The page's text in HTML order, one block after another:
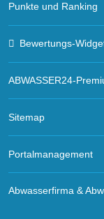
Punkte und Ranking
Bewertungs-
ABWASSER24-
Sitemap
Portalmanagement
Abwasserfirma &